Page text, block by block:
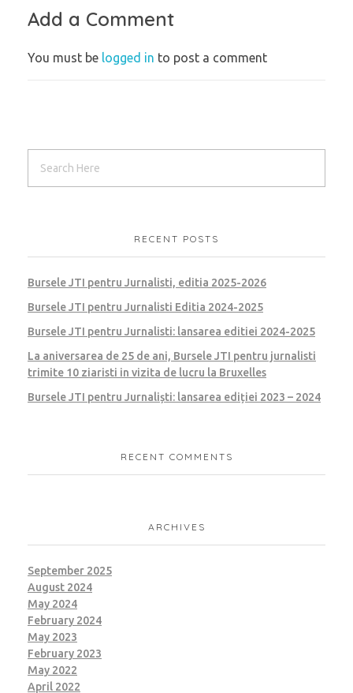
Add a Comment
You must be logged in to post a comment
RECENT POSTS
Bursele JTI pentru Jurnalisti, editia 2025-2026
Bursele JTI pentru Jurnalisti Editia 2024-2025
Bursele JTI pentru Jurnalisti: lansarea editiei 2024-2025
La aniversarea de 25 de ani, Bursele JTI pentru jurnalisti
trimite 10 ziaristi in vizita de lucru la Bruxelles
Bursele JTI pentru Jurnaliști: lansarea ediției 2023 – 2024
RECENT COMMENTS
ARCHIVES
September 2025
August 2024
May 2024
February 2024
May 2023
February 2023
May 2022
April 2022